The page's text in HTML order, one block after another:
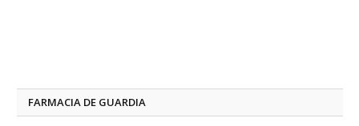
FARMACIA DE GUARDIA